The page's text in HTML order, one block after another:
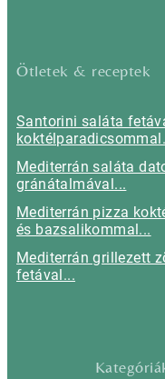
Ötletek & receptek
Santorini saláta
Mediterrán saláta
gránátalmával...
Mediterrán pizza
és bazsalikommal...
Mediterrán grillezett
fetával...